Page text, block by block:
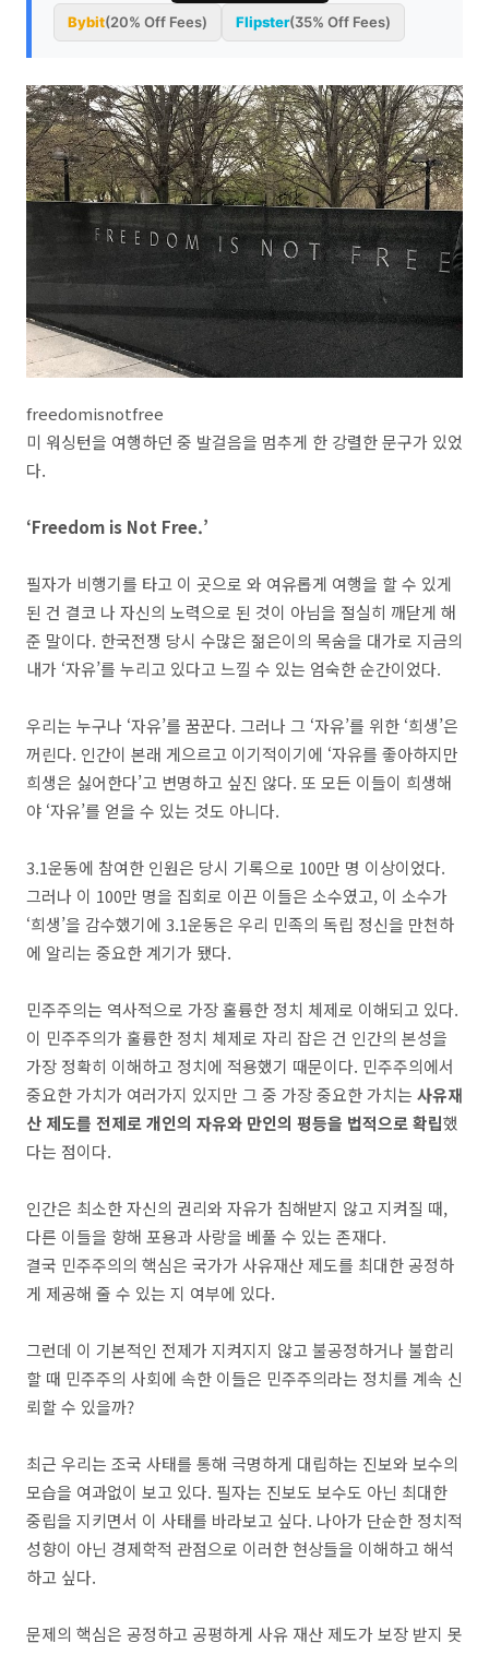
Bybit(20% Off Fees) Flipster(35% Off Fees)
freedomisnotfree
미 워싱턴을 여행하던 중 발걸음을 멈추게 한 강렬한 문구가 있었
다.
‘Freedom is Not Free.’
필자가 비행기를 타고 이 곳으로 와 여유롭게 여행을 할 수 있게
된 건 결코 나 자신의 노력으로 된 것이 아님을 절실히 깨닫게 해
준 말이다. 한국전쟁 당시 수많은 젊은이의 목숨을 대가로 지금의
내가 ‘자유’를 누리고 있다고 느낄 수 있는 엄숙한 순간이었다.
우리는 누구나 ‘자유’를 꿈꾼다. 그러나 그 ‘자유’를 위한 ‘희생’은
꺼린다. 인간이 본래 게으르고 이기적이기에 ‘자유를 좋아하지만
희생은 싫어한다’고 변명하고 싶진 않다. 또 모든 이들이 희생해
야 ‘자유’를 얻을 수 있는 것도 아니다.
3.1운동에 참여한 인원은 당시 기록으로 100만 명 이상이었다.
그러나 이 100만 명을 집회로 이끈 이들은 소수였고, 이 소수가
‘희생’을 감수했기에 3.1운동은 우리 민족의 독립 정신을 만천하
에 알리는 중요한 계기가 됐다.
민주주의는 역사적으로 가장 훌륭한 정치 체제로 이해되고 있다.
이 민주주의가 훌륭한 정치 체제로 자리 잡은 건 인간의 본성을
가장 정확히 이해하고 정치에 적용했기 때문이다. 민주주의에서
중요한 가치가 여러가지 있지만 그 중 가장 중요한 가치는 사유재
산 제도를 전제로 개인의 자유와 만인의 평등을 법적으로 확립했
다는 점이다.
인간은 최소한 자신의 권리와 자유가 침해받지 않고 지켜질 때,
다른 이들을 향해 포용과 사랑을 베풀 수 있는 존재다.
결국 민주주의의 핵심은 국가가 사유재산 제도를 최대한 공정하
게 제공해 줄 수 있는 지 여부에 있다.
그런데 이 기본적인 전제가 지켜지지 않고 불공정하거나 불합리
할 때 민주주의 사회에 속한 이들은 민주주의라는 정치를 계속 신
뢰할 수 있을까?
최근 우리는 조국 사태를 통해 극명하게 대립하는 진보와 보수의
모습을 여과없이 보고 있다. 필자는 진보도 보수도 아닌 최대한
중립을 지키면서 이 사태를 바라보고 싶다. 나아가 단순한 정치적
성향이 아닌 경제학적 관점으로 이러한 현상들을 이해하고 해석
하고 싶다.
문제의 핵심은 공정하고 공평하게 사유 재산 제도가 보장 받지 못